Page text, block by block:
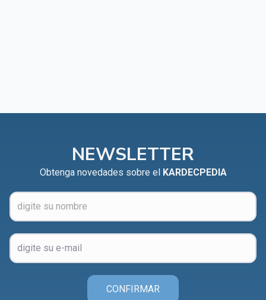
NEWSLETTER
Obtenga novedades sobre el KARDECPEDIA
CONFIRMAR